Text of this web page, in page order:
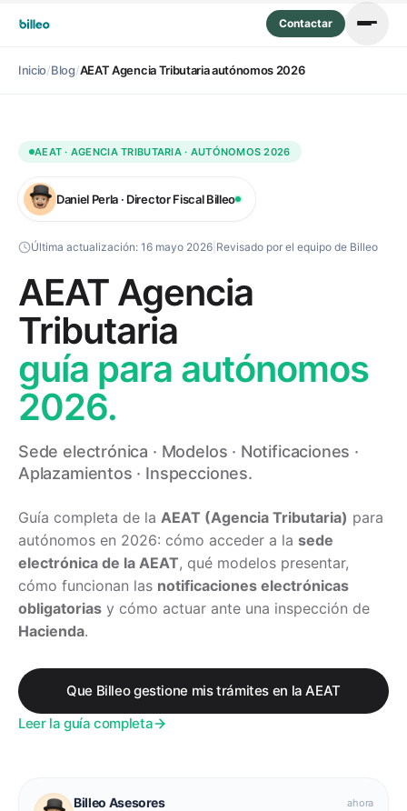
Contactar
Inicio/Blog/AEAT Agencia Tributaria autónomos 2026
AEAT · AGENCIA TRIBUTARIA · AUTÓNOMOS 2026
Daniel Perla · Director Fiscal Billeo
Última actualización: 16 mayo 2026 Revisado por el equipo de Billeo
AEAT Agencia
Tributaria
guía para autónomos
2026.
Sede electrónica · Modelos · Notificaciones ·
Aplazamientos · Inspecciones.
Guía completa de la AEAT (Agencia Tributaria) para
autónomos en 2026: cómo acceder a la sede
electrónica de la AEAT, qué modelos presentar,
cómo funcionan las notificaciones electrónicas
obligatorias y cómo actuar ante una inspección de
Hacienda.
Que Billeo gestione mis trámites en la AEAT
Leer la guía completa
Billeo Asesores ahora